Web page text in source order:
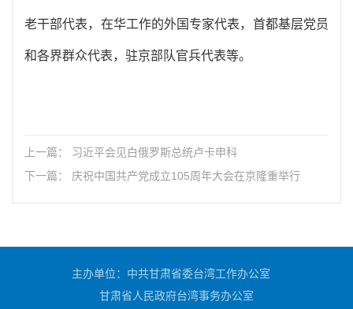
老干部代表，在华工作的外国专家代表，首都基层党员
和各界群众代表，驻京部队官兵代表等。
上一篇： 习近平会见白俄罗斯总统卢卡申科
下一篇： 庆祝中国共产党成立105周年大会在京隆重举行
主办单位：中共甘肃省委台湾工作办公室
甘肃省人民政府台湾事务办公室